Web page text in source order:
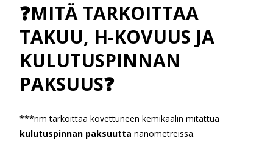
❓MITÄ TARKOITTAA
TAKUU, H-KOVUUS JA
KULUTUSPINNAN
PAKSUUS❓
***nm tarkoittaa kovettuneen kemikaalin mitattua
kulutuspinnan paksuutta nanometreissä.